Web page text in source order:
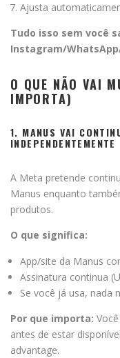
Ajusta
Tudo isso sem você
Instagram/
O QUE NÃO VAI
IMPORTA)
1. MANUS VAI
INDEPENDENTEMENTE
A Meta pretende
Manus enquanto
produtos.
O que significa:
App/site da Manus
Assinatura continua
Se você já usa, nada
Por que importa:
antes de estar
advantage.